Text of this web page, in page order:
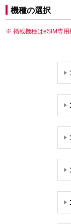
機種の選択
掲載機種はeSIM専用